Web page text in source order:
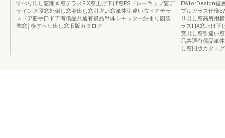
すべり出し窓開き窓テラスFIX窓上げ下げ窓FSドレーキップ窓デ
ザイン連段窓外倒し窓突出し窓引違い窓単体引違い窓ドアテラ
スドア勝手口ドア有償品共通有償品単体シャッター納まり図装
飾窓│横すべり出し窓旧版カタログ
EWforDesign複
プルガラス仕様
り出し窓高所用
ラスFIX窓上げ下
突出し窓引違い
品共通有償品単
し窓旧版カタログ